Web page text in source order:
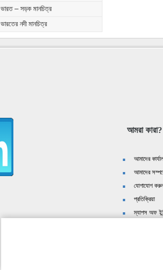
ভারত – সড়ক মানচিত্র
ভারতের নদী মানচিত্র
আমরা কারা?
আমাদের
আমাদের
যোগাযোগ
প্রতিক্রিয়া
ম্যাপস অফ